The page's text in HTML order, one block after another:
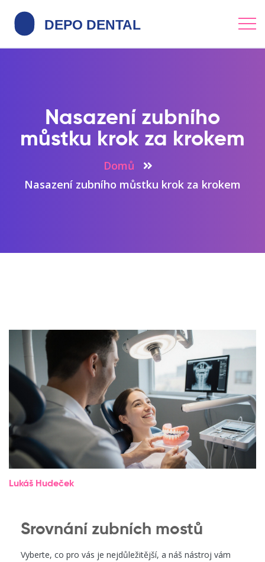
Nasazení zubního
můstku krok za krokem
Domů
Nasazení zubního můstku krok za krokem
Lukáš Hudeček
Srovnání zubních mostů
Vyberte, co pro vás je nejdůležitější, a náš nástroj vám